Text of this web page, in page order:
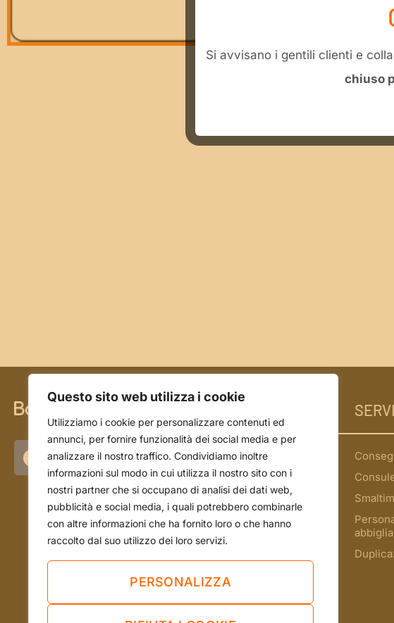
Questo sito web utilizza i cookie
Utilizziamo i cookie per personalizzare contenuti ed
annunci, per fornire funzionalità dei social media e per
analizzare il nostro traffico. Condividiamo inoltre
informazioni sul modo in cui utilizza il nostro sito con i
nostri partner che si occupano di analisi dei dati web,
pubblicità e social media, i quali potrebbero combinarle
con altre informazioni che ha fornito loro o che hanno
raccolto dal suo utilizzo dei loro servizi.
PERSONALIZZA
La storia
L'azienda
Il team
​Si avvisano i gentili clienti e
chiuso